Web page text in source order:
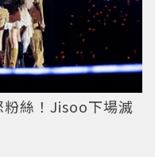
粉絲！Jisoo下場滅